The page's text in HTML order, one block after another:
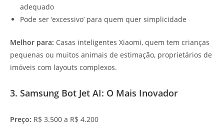
adequado
Pode ser ‘excessivo’ para quem quer simplicidade
Melhor para: Casas inteligentes Xiaomi, quem tem crianças
pequenas ou muitos animais de estimação, proprietários de
imóveis com layouts complexos.
3. Samsung Bot Jet AI: O Mais Inovador
Preço: R$ 3.500 a R$ 4.200